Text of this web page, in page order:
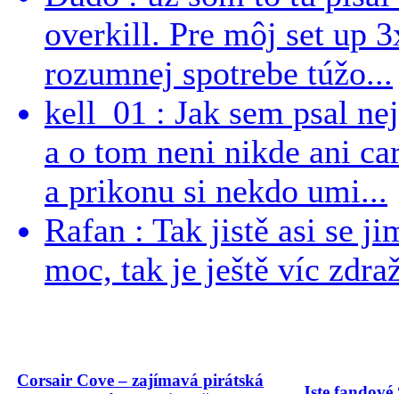
overkill. Pre môj set up
rozumnej spotrebe túžo...
kell_01 : Jak sem psal
a o tom neni nikde ani
a prikonu si nekdo umi...
Rafan : Tak jistě asi se
moc, tak je ještě víc
Corsair Cove – zajímavá pirátská